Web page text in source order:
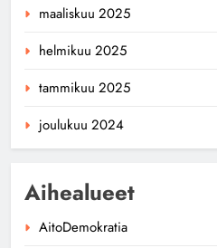
maaliskuu 2025
helmikuu 2025
tammikuu 2025
joulukuu 2024
Aihealueet
AitoDemokratia